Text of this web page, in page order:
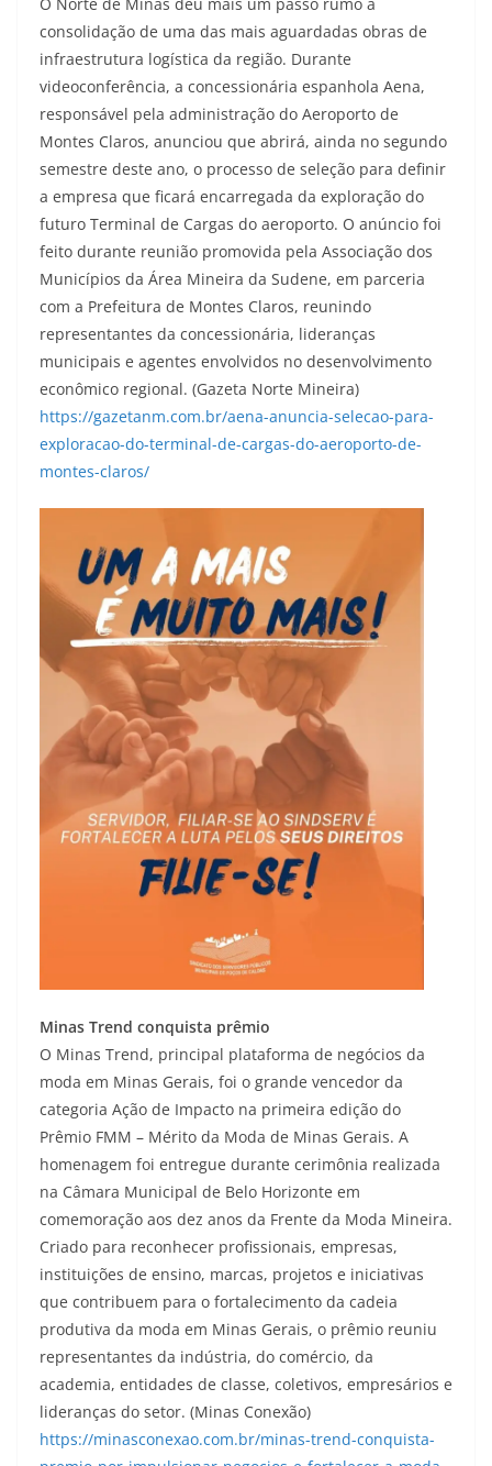
consolidação de uma das mais aguardadas obras de
infraestrutura logística da região. Durante
videoconferência, a concessionária espanhola Aena,
responsável pela administração do Aeroporto de
Montes Claros, anunciou que abrirá, ainda no segundo
semestre deste ano, o processo de seleção para definir
a empresa que ficará encarregada da exploração do
futuro Terminal de Cargas do aeroporto. O anúncio foi
feito durante reunião promovida pela Associação dos
Municípios da Área Mineira da Sudene, em parceria
com a Prefeitura de Montes Claros, reunindo
representantes da concessionária, lideranças
municipais e agentes envolvidos no desenvolvimento
econômico regional. (Gazeta Norte Mineira)
https://gazetanm.com.br/aena-anuncia-selecao-para-
exploracao-do-terminal-de-cargas-do-aeroporto-de-
montes-claros/
Minas Trend conquista prêmio
O Minas Trend, principal plataforma de negócios da
moda em Minas Gerais, foi o grande vencedor da
categoria Ação de Impacto na primeira edição do
Prêmio FMM – Mérito da Moda de Minas Gerais. A
homenagem foi entregue durante cerimônia realizada
na Câmara Municipal de Belo Horizonte em
comemoração aos dez anos da Frente da Moda Mineira.
Criado para reconhecer profissionais, empresas,
instituições de ensino, marcas, projetos e iniciativas
que contribuem para o fortalecimento da cadeia
produtiva da moda em Minas Gerais, o prêmio reuniu
representantes da indústria, do comércio, da
academia, entidades de classe, coletivos, empresários e
lideranças do setor. (Minas Conexão)
https://minasconexao.com.br/minas-trend-conquista-